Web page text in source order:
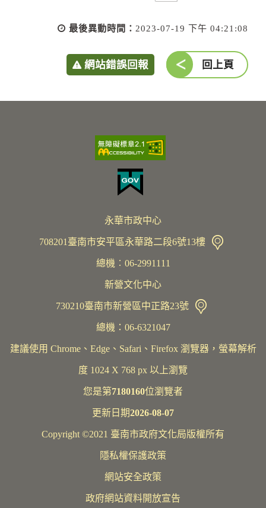
最後異動時間： 2023-07-19 下午 04:21:08
網站錯誤回報 回上頁
永華市政中心
708201臺南市安平區永華路二段6號13樓
總機︰06-2991111
新營文化中心
730210臺南市新營區中正路23號
總機：06-6321047
建議使用 Chrome、Edge、Safari、Firefox 瀏覽器，螢幕解析
度 1024 X 768 px 以上瀏覽
您是第7180160位瀏覽者
更新日期2026-08-07
Copyright ©2021 臺南市政府文化局版權所有
隱私權保護政策
網站安全政策
政府網站資料開放宣告